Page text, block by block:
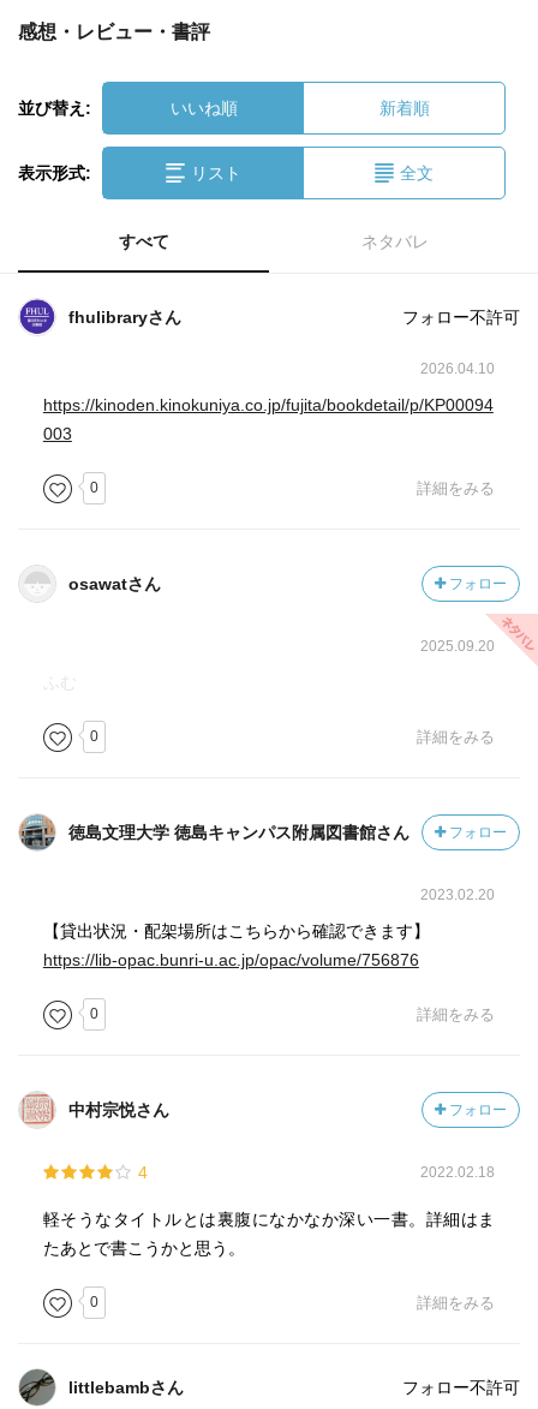
感想・レビュー・書評
並び替え: いいね順 新着順
表示形式: リスト 全文
すべて ネタバレ
fhulibraryさん フォロー不許可
2026.04.10
https://kinoden.kinokuniya.co.jp/fujita/bookdetail/p/KP00094
003
0 詳細をみる
osawatさん フォロー
2025.09.20
0 詳細をみる
徳島文理大学 徳島キャンパス附属図書館さん フォロー
2023.02.20
【貸出状況・配架場所はこちらから確認できます】
https://lib-opac.bunri-u.ac.jp/opac/volume/756876
0 詳細をみる
中村宗悦さん フォロー
4 2022.02.18
軽そうなタイトルとは裏腹になかなか深い一書。詳細はま
たあとで書こうかと思う。
0 詳細をみる
littlebambさん フォロー不許可